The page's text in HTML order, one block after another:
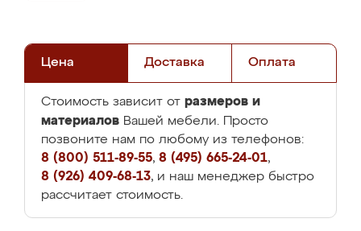
Цена Доставка Оплата
Стоимость зависит от размеров и
материалов Вашей мебели. Просто
позвоните нам по любому из телефонов:
8 (800) 511-89-55, 8 (495) 665-24-01,
8 (926) 409-68-13, и наш менеджер быстро
рассчитает стоимость.